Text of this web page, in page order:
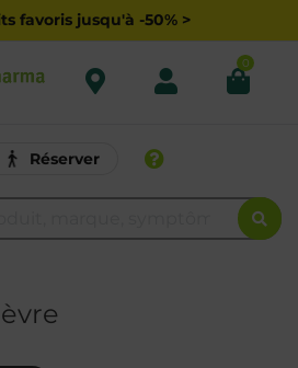
favoris jusqu'à -50% >
0
Réserver